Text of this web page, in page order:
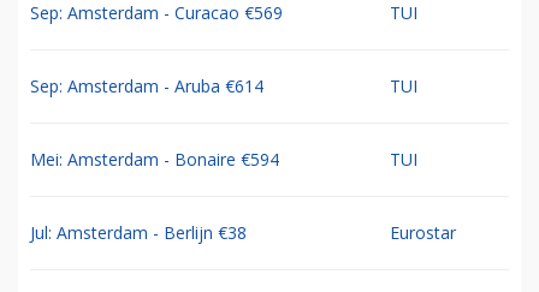
Sep: Amsterdam - Curacao €569 TUI
Sep: Amsterdam - Aruba €614 TUI
Mei: Amsterdam - Bonaire €594 TUI
Jul: Amsterdam - Berlijn €38 Eurostar